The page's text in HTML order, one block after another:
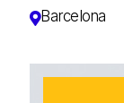
Barcelona